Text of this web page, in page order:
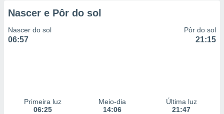
Nascer e Pôr do sol
Nascer do sol
06:57
Pôr do sol
21:15
Primeira luz
06:25
Meio-dia
14:06
Última luz
21:47